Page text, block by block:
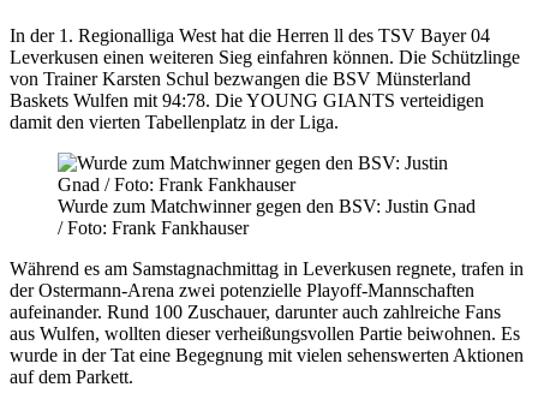
In der 1. Regionalliga West hat die Herren ll des TSV Bayer 04
Leverkusen einen weiteren Sieg einfahren können. Die Schützlinge
von Trainer Karsten Schul bezwangen die BSV Münsterland
Baskets Wulfen mit 94:78. Die YOUNG GIANTS verteidigen
damit den vierten Tabellenplatz in der Liga.
Wurde zum Matchwinner gegen den BSV: Justin Gnad
/ Foto: Frank Fankhauser
Während es am Samstagnachmittag in Leverkusen regnete, trafen in
der Ostermann-Arena zwei potenzielle Playoff-Mannschaften
aufeinander. Rund 100 Zuschauer, darunter auch zahlreiche Fans
aus Wulfen, wollten dieser verheißungsvollen Partie beiwohnen. Es
wurde in der Tat eine Begegnung mit vielen sehenswerten Aktionen
auf dem Parkett.